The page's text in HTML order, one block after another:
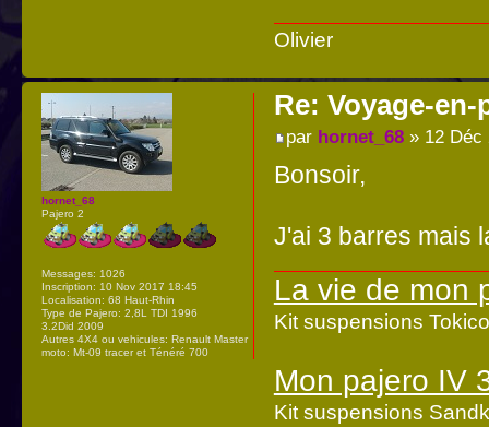
Olivier
Re: Voyage-en-
par hornet_68» 12 Déc
Bonsoir,
J'ai 3 barres mais
La vie de mon
Kit suspensions
Mon pajero IV
Kit suspensions
hornet_68
Pajero 2
Messages: 1026
Inscription: 10 Nov 2017 18:45
Localisation: 68 Haut-Rhin
Type de Pajero: 2,8L TDI 1996
3.2Did 2009
Autres 4X4 ou vehicules: Renault Master
moto: Mt-09 tracer et Ténéré 700